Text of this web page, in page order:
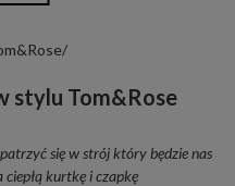
stylu Tom&Rose
się w strój który będzie nas
ciepłą kurtkę i czapkę